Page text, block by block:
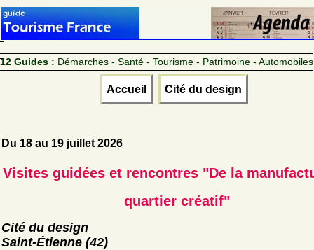
12 Guides : Démarches - Santé - Tourisme - Patrimoine - Automobiles
Accueil Cité du design
Du 18 au 19 juillet 2026
Visites guidées et rencontres "De la
quartier créatif"
Cité du design
Saint-Étienne (42)